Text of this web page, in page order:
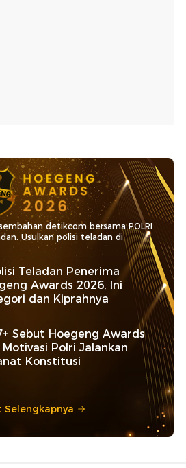
detikcom bersama POLRI
Usulkan polisi teladan di
Teladan Penerima
Awards 2026, Ini
dan Kiprahnya
Sebut Hoegeng Awards
Polri Jalankan
Konstitusi
Selengkapnya